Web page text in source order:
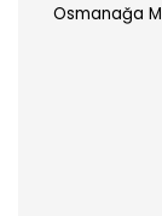
Osmanağa